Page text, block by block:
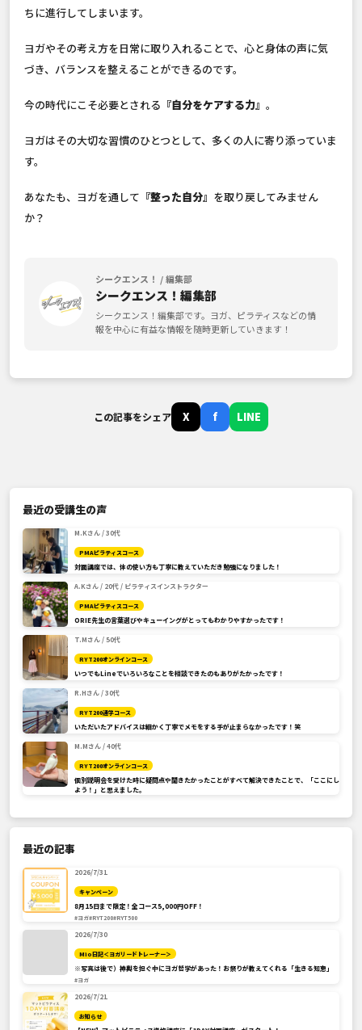
ちに進行してしまいます。
ヨガやその考え方を日常に取り入れることで、心と身体の声に気
づき、バランスを整えることができるのです。
今の時代にこそ必要とされる 『自分をケアする力』 。
ヨガはその大切な習慣のひとつとして、多くの人に寄り添っていま
す。
あなたも、ヨガを通して 『整った自分』 を取り戻してみません
か？
シークエンス！ / 編集部
シークエンス！編集部
シークエンス！編集部です。ヨガ、ピラティスなどの情
報を中心に有益な情報を随時更新していきます！
この記事をシェア X f LINE
最近の受講生の声
M.Kさん / 30代
PMAピラティスコース
対面講座では、体の使い方も丁寧に教えていただき勉強になりました！
A.Kさん / 20代 / ピラティスインストラクター
PMAピラティスコース
ORIE先生の言葉選びやキューイングがとってもわかりやすかったです！
T.Mさん / 50代
RYT200オンラインコース
いつでもLineでいろいろなことを相談できたのもありがたかったです！
R.Hさん / 30代
RYT200通学コース
いただいたアドバイスは細かく丁寧でメモをする手が止まらなかったです！笑
M.Mさん / 40代
RYT200オンラインコース
個別説明会を受けた時に疑問点や聞きたかったことがすべて解決できたことで、「ここにし
よう！」と思えました。
最近の記事
2026/7/31
キャンペーン
8月15日まで限定！全コース5,000円OFF！
#ヨガ#RYT200#RYT500
2026/7/30
Mio日記＜ヨガリードトレーナー＞
※写真は後で）神輿を担ぐ中にヨガ哲学があった！お祭りが教えてくれる「生きる知恵」
#ヨガ
2026/7/21
お知らせ